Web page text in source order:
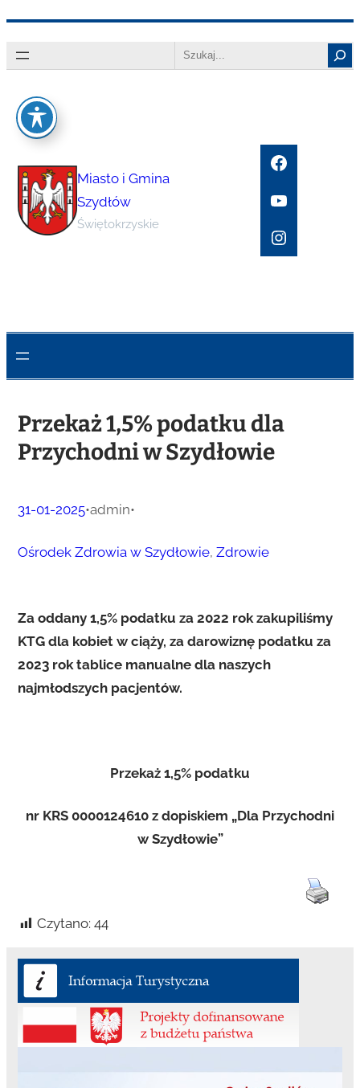
do
Search
Miasto i Gmina
Szydłów
Świętokrzyskie
Facebook
YouTube
Instagram
Przekaż 1,5% podatku dla
Przychodni w Szydłowie
31-01-2025•admin•
Ośrodek Zdrowia w Szydłowie, Zdrowie
Za oddany 1,5% podatku za 2022 rok zakupiliśmy
KTG dla kobiet w ciąży, za darowiznę podatku za
2023 rok tablice manualne dla naszych
najmłodszych pacjentów.
Przekaż 1,5% podatku
nr KRS 0000124610 z dopiskiem „Dla Przychodni
w Szydłowie”
Czytano: 44